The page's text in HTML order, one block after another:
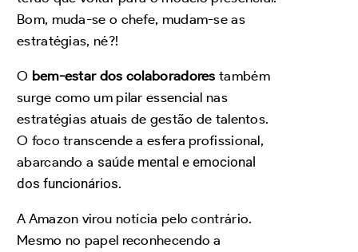
Bom, muda-se o chefe, mudam-se as
estratégias, né?!
O bem-estar dos colaboradores também
surge como um pilar essencial nas
estratégias atuais de gestão de talentos.
O foco transcende a esfera profissional,
abarcando a saúde mental e emocional
dos funcionários.
A Amazon virou notícia pelo contrário.
Mesmo no papel reconhecendo a